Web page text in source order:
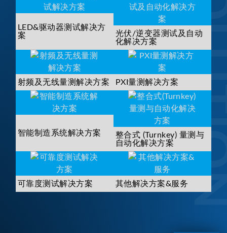
LED&驱动器测试解决方
案
光伏/逆变器测试及自动
化解决方案
射频及无线量测解决方案 PXI量测解决方案
智能制造系统解决方案
整合式 (Turnkey) 量测与
自动化解决方案
可靠度测试解决方案 其他解决方案&服务